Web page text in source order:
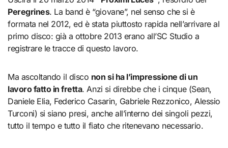
Peregrines. La band è “giovane”, nel senso che si è
formata nel 2012, ed è stata piuttosto rapida nell’arrivare al
primo disco: già a ottobre 2013 erano all’SC Studio a
registrare le tracce di questo lavoro.
Ma ascoltando il disco non si ha l’impressione di un
lavoro fatto in fretta. Anzi si direbbe che i cinque (Sean,
Daniele Elia, Federico Casarin, Gabriele Rezzonico, Alessio
Turconi) si siano presi, anche all’interno dei singoli pezzi,
tutto il tempo e tutto il fiato che ritenevano necessario.